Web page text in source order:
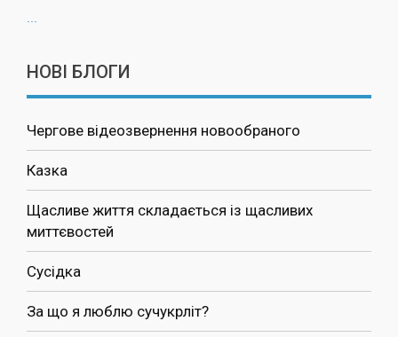
НОВІ БЛОГИ
Чергове відеозвернення новообраного
Казка
Щасливе життя складається із щасливих
миттєвостей
Сусідка
За що я люблю сучукрліт?